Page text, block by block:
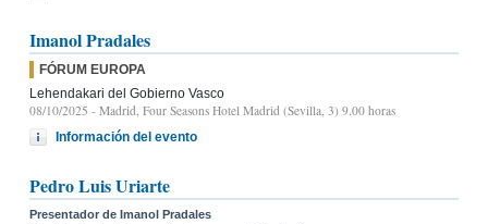
Imanol Pradales
FÓRUM EUROPA
Lehendakari del Gobierno Vasco
08/10/2025 - Madrid, Four Seasons Hotel Madrid (Sevilla, 3) 9.00 horas
Información del evento
Pedro Luis Uriarte
Presentador de Imanol Pradales